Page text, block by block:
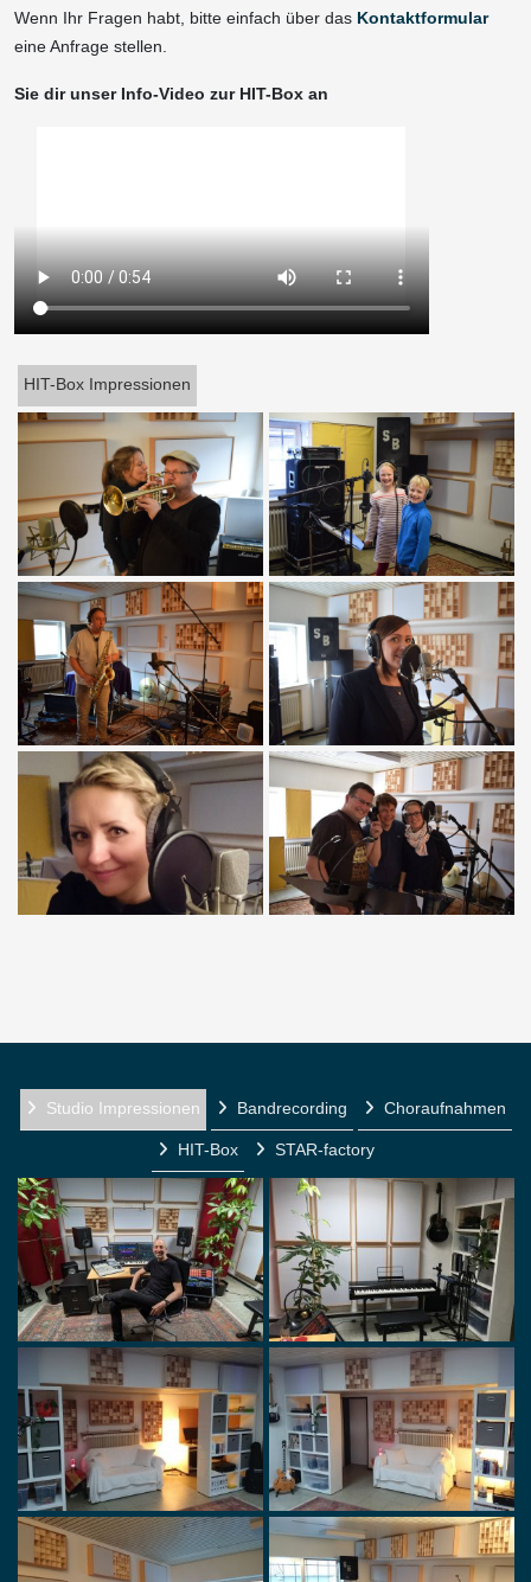
Wenn Ihr Fragen habt, bitte einfach über das Kontaktformular
eine Anfrage stellen.
Sie dir unser Info-Video zur HIT-Box an
HIT-Box Impressionen
Studio Impressionen Bandrecording Choraufnahmen
HIT-Box STAR-factory